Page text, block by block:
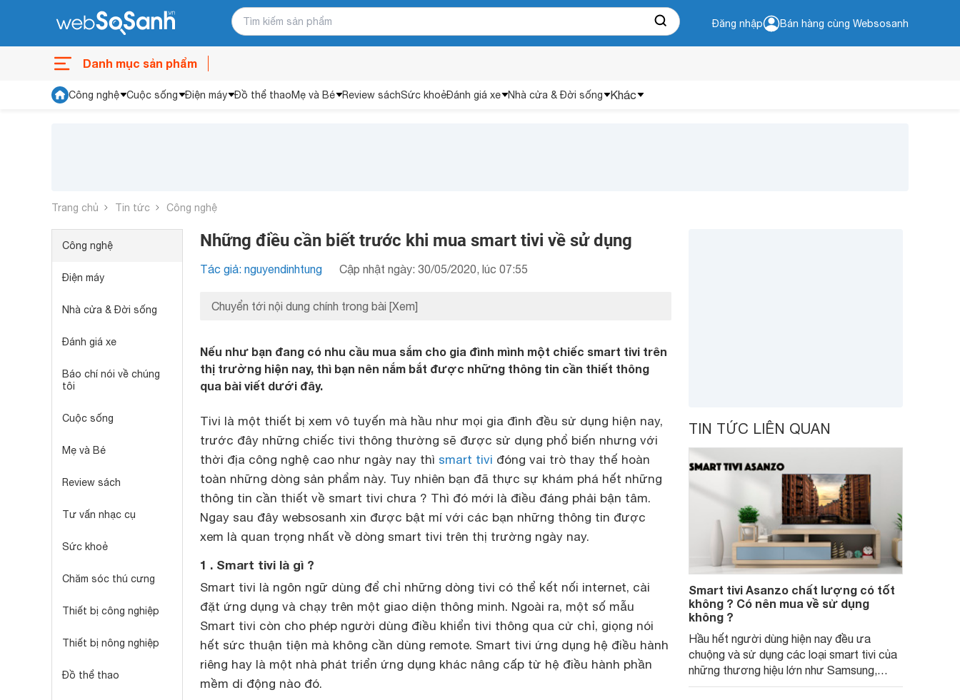
Đăng nhập Bán hàng cùng Websosanh
Danh mục sản phẩm
Công nghệ Cuộc sống Điện máy Đồ thể thaoMẹ và Bé Review sáchSức khoẻĐánh giá xe Nhà cửa & Đời sống Khác
Trang chủ Tin tức Công nghệ
Công nghệ
Điện máy
Nhà cửa & Đời sống
Đánh giá xe
Báo chí nói về chúng
tôi
Cuộc sống
Mẹ và Bé
Review sách
Tư vấn nhạc cụ
Sức khoẻ
Chăm sóc thú cưng
Thiết bị công nghiệp
Thiết bị nông nghiệp
Đồ thể thao
Những điều cần biết trước khi mua smart tivi về sử dụng
Tác giả: nguyendinhtung Cập nhật ngày: 30/05/2020, lúc 07:55
Chuyển tới nội dung chính trong bài [Xem]
Nếu như bạn đang có nhu cầu mua sắm cho gia đình mình một chiếc smart tivi trên
thị trường hiện nay, thì bạn nên nắm bắt được những thông tin cần thiết thông
qua bài viết dưới đây.
Tivi là một thiết bị xem vô tuyến mà hầu như mọi gia đình đều sử dụng hiện nay,
trước đây những chiếc tivi thông thường sẽ được sử dụng phổ biến nhưng với
thời địa công nghệ cao như ngày nay thì smart tivi đóng vai trò thay thế hoàn
toàn những dòng sản phẩm này. Tuy nhiên bạn đã thực sự khám phá hết những
thông tin cần thiết về smart tivi chưa ? Thì đó mới là điều đáng phải bận tâm.
Ngay sau đây websosanh xin được bật mí với các bạn những thông tin được
xem là quan trọng nhất về dòng smart tivi trên thị trường ngày nay.
1 . Smart tivi là gì ?
Smart tivi là ngôn ngữ dùng để chỉ những dòng tivi có thể kết nối internet, cài
đặt ứng dụng và chạy trên một giao diện thông minh. Ngoài ra, một số mẫu
Smart tivi còn cho phép người dùng điều khiển tivi thông qua cử chỉ, giọng nói
hết sức thuận tiện mà không cần dùng remote. Smart tivi ứng dụng hệ điều hành
riêng hay là một nhà phát triển ứng dụng khác nâng cấp từ hệ điều hành phần
mềm di động nào đó.
TIN TỨC LIÊN QUAN
Smart tivi Asanzo chất lượng có tốt
không ? Có nên mua về sử dụng
không ?
Hầu hết người dùng hiện nay đều ưa
chuộng và sử dụng các loại smart tivi của
những thương hiệu lớn như Samsung,
Sony và LG. Tuy nhiên, nếu bạn quan sát kĩ